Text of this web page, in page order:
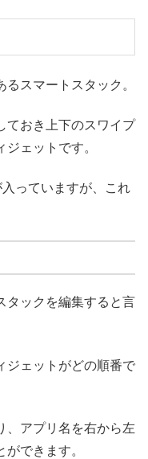
スマートスタック。
ておき上下のスワイプ
ェットです。
っていますが、これ
タックを編集すると言
ジェットがどの順番で
、アプリ名を右から左
できます。